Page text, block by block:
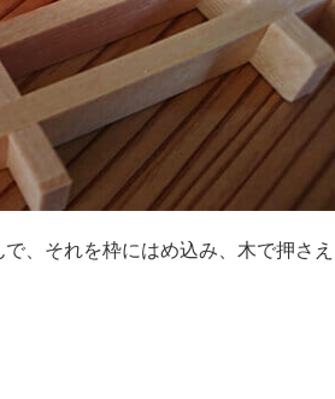
、それを枠にはめ込み、木で押さえ